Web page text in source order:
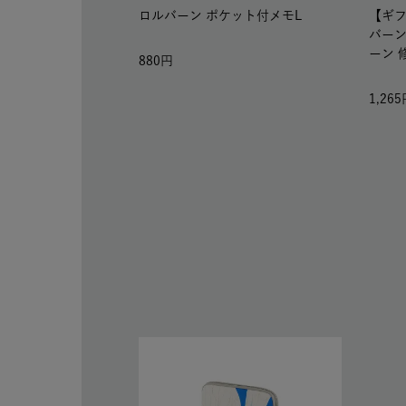
ロルバーン ポケット付メモL
880
【ギ
バー
ーン
1,265